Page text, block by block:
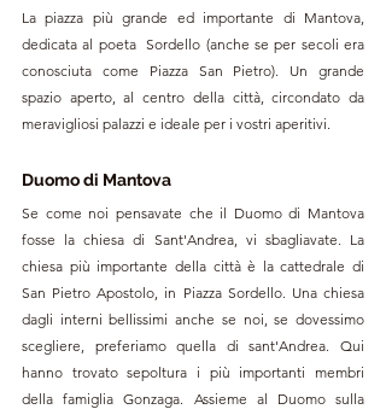
La piazza più grande ed importante di Mantova,
dedicata al poeta  Sordello (anche se per secoli era
conosciuta come Piazza San Pietro). Un grande
spazio aperto, al centro della città, circondato da
meravigliosi palazzi e ideale per i vostri aperitivi.
Duomo di Mantova
Se come noi pensavate che il Duomo di Mantova
fosse la chiesa di Sant'Andrea, vi sbagliavate. La
chiesa più importante della città è la cattedrale di
San Pietro Apostolo, in Piazza Sordello. Una chiesa
dagli interni bellissimi anche se noi, se dovessimo
scegliere, preferiamo quella di sant'Andrea. Qui
hanno trovato sepoltura i più importanti membri
della famiglia Gonzaga. Assieme al Duomo sulla